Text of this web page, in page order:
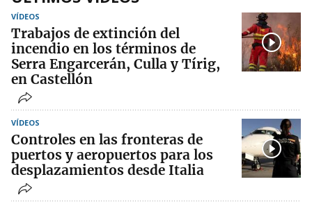
VÍDEOS
Trabajos de extinción del
incendio en los términos de
Serra Engarcerán, Culla y Tírig,
en Castellón
VÍDEOS
Controles en las fronteras de
puertos y aeropuertos para los
desplazamientos desde Italia